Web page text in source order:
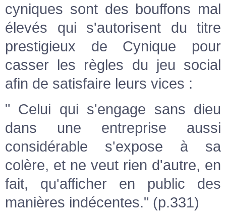
cyniques sont des bouffons mal
élevés qui s'autorisent du titre
prestigieux de Cynique pour
casser les règles du jeu social
afin de satisfaire leurs vices :
" Celui qui s'engage sans dieu
dans une entreprise aussi
considérable s'expose à sa
colère, et ne veut rien d'autre, en
fait, qu'afficher en public des
manières indécentes." (p.331)